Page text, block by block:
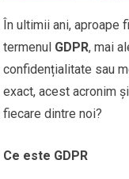
În ultimii ani,
termenul GDPR, mai
confidențialitate sau
exact, acest acronim
fiecare dintre noi?
Ce este GDPR